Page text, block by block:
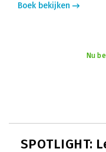
Boek bekijken
Nu
SPOTLIGHT: